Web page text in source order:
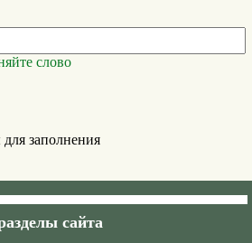
слово
для заполнения
сайта